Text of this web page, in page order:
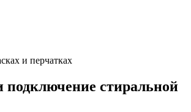
и перчатках
подключение стиральной